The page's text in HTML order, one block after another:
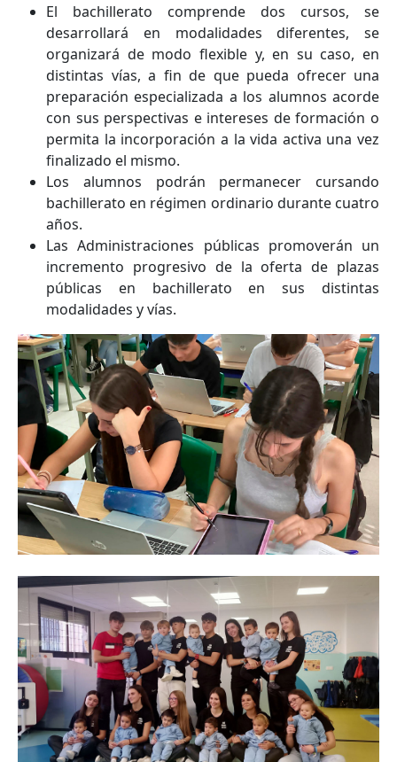
El bachillerato comprende dos cursos, se
desarrollará en modalidades diferentes, se
organizará de modo flexible y, en su caso, en
distintas vías, a fin de que pueda ofrecer una
preparación especializada a los alumnos acorde
con sus perspectivas e intereses de formación o
permita la incorporación a la vida activa una vez
finalizado el mismo.
Los alumnos podrán permanecer cursando
bachillerato en régimen ordinario durante cuatro
años.
Las Administraciones públicas promoverán un
incremento progresivo de la oferta de plazas
públicas en bachillerato en sus distintas
modalidades y vías.